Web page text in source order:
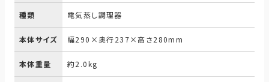
種類 電気蒸し調理器
本体サイズ 幅290×奥行237×高さ280mm
本体重量 約2.0kg